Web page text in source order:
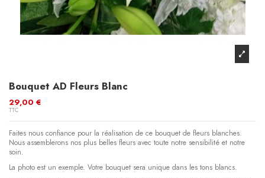
Bouquet AD Fleurs Blanc
29,00 €
TTC
Faites nous confiance pour la réalisation de ce bouquet de fleurs blanches.
Nous assemblerons nos plus belles fleurs avec toute notre sensibilité et notre
soin.
La photo est un exemple. Votre bouquet sera unique dans les tons blancs.